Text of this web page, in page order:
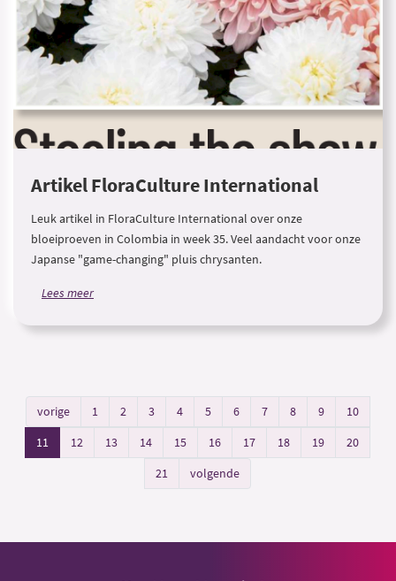
Artikel FloraCulture International
Leuk artikel in FloraCulture International over onze
bloeiproeven in Colombia in week 35. Veel aandacht voor onze
Japanse "game-changing" pluis chrysanten.
Lees meer
vorige 1 2 3 4 5 6 7 8 9
10
11
12 13 14 15 16 17 18 19
20
21
volgende